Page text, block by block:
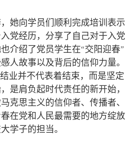
她向学员们顺利完成培训表示
党经历，分享了自己对于入党
介绍了党员学生在“交阳迎春”
人故事以及背后的信仰力量。
业并不代表着结束，而是坚定
是肩负起时代责任的新开始，
克思主义的信仰者、传播者、
在党和人民最需要的地方绽放
学子的担当。